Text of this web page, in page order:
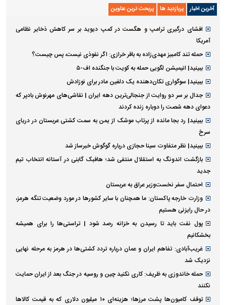
آخرین اخبار پربازدید ها پربحث ترین عناوین
افشای درگیری ترامپ و هگست در کمپ دیوید بر سر کاهش ذخایر نظامی
آمریکا
حمله تند کامبیز مهدی‌زاده به باقر خرازی: اگر نفوذی نیست، پس چیست؟
ببینید| انیمیشن لگویی حمله به کویت با جنگنده اف-۵
ببینید| سوگواری تکان‌دهنده یک دلفین مادر برای نوزادش
جدال بر سر دو روایت از جنجالی‌ترین دهه ایران | نقاشی‌های مهرنوش بادپر که
دعوای دهه شصت را دوباره زنده کردند
ببینید| رد بجا مانده از پرتاب موشک از یمن به سمت کشتی عربستان در دریای
سرخ
ببینید| نظر متفاوت سینا حجازی درباره گوگوش خبرساز شد
بازگشت اندونگ به استقلال منتفی شد؛ هافبک گابنی در آستانه انتخاب تیم
جدید
احتمال سفر نخست‌وزیر عراق به عربستان
وزارت خارجه پاکستان: ما همچنان با سایر کشور‌ها در مورد وضعیت تنگه هرمز،
در حال رایزنی هستیم
پول نفت باید تا رسیدن به خزانه رصد شود | تراستی‌ها را برای همیشه
بخشکانیم
غریب‌آبادی: تفاهم ایران و عمان درباره تردد کشتی‌ها در هرمز به مرحله نهایی
نزدیک شد
حمله خاندوزی به ظریف: کاری نکنید چین و روسیه در جنگ بعد از ایران حمایت
نکنند
توقف کامیون‌ها پشت مرزها؛ هزینه‌ای ۱۰ میلیون دلاری که به قیمت کالاها